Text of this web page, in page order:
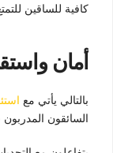
كافية للساقين للتمتع
أمان
بالتالي يأتي مع
السائقون